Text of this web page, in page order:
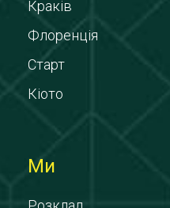
Краків
Флоренція
Старт
Кіото
Ми